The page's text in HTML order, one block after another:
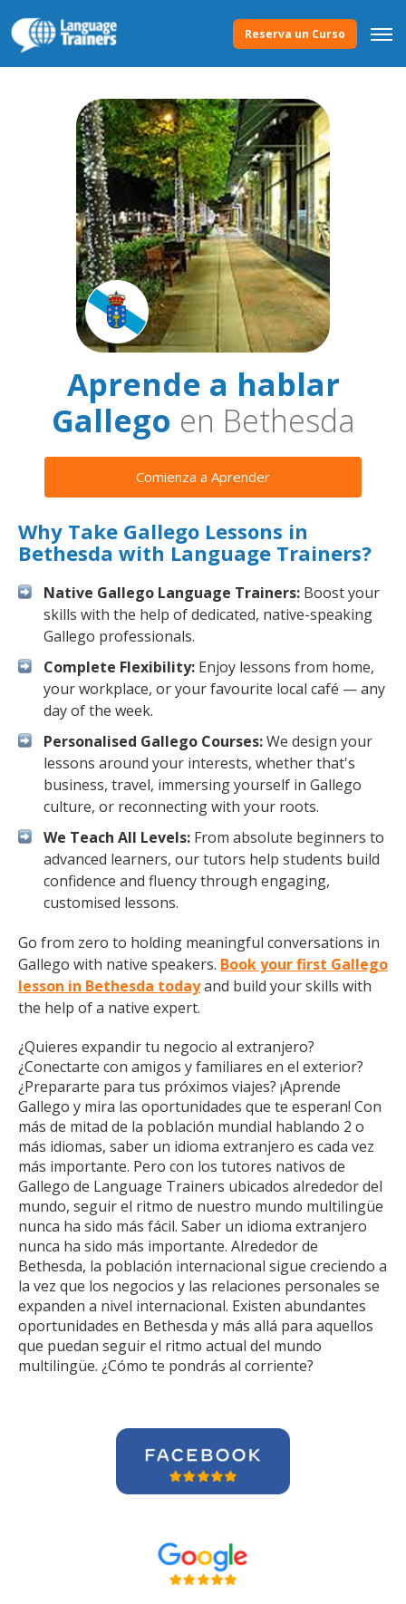
Reserva un Curso
Aprende a hablar
Gallego en Bethesda
Comienza a Aprender
Why Take Gallego Lessons in
Bethesda with Language Trainers?
Native Gallego Language Trainers: Boost your
skills with the help of dedicated, native-speaking
Gallego professionals.
Complete Flexibility: Enjoy lessons from home,
your workplace, or your favourite local café — any
day of the week.
Personalised Gallego Courses:We design your
lessons around your interests, whether that's
business, travel, immersing yourself in Gallego
culture, or reconnecting with your roots.
We Teach All Levels: From absolute beginners to
advanced learners, our tutors help students build
confidence and fluency through engaging,
customised lessons.
Go from zero to holding meaningful conversations in
Gallego with native speakers. Book your first Gallego
lesson in Bethesda todayand build your skills with
the help of a native expert.
¿Quieres expandir tu negocio al extranjero?
¿Conectarte con amigos y familiares en el exterior?
¿Prepararte para tus próximos viajes? ¡Aprende
Gallego y mira las oportunidades que te esperan! Con
más de mitad de la población mundial hablando 2 o
más idiomas, saber un idioma extranjero es cada vez
más importante. Pero con los tutores nativos de
Gallego de Language Trainers ubicados alrededor del
mundo, seguir el ritmo de nuestro mundo multilingüe
nunca ha sido más fácil. Saber un idioma extranjero
nunca ha sido más importante. Alrededor de
Bethesda, la población internacional sigue creciendo a
la vez que los negocios y las relaciones personales se
expanden a nivel internacional. Existen abundantes
oportunidades en Bethesda y más allá para aquellos
que puedan seguir el ritmo actual del mundo
multilingüe. ¿Cómo te pondrás al corriente?